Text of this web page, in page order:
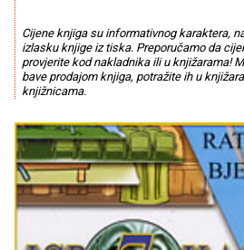
Cijene knjiga su informativnog karaktera,
izlasku knjige iz tiska. Preporučamo da
provjerite kod nakladnika ili u knjižarama!
bave prodajom knjiga, potražite ih u
knjižnicama.